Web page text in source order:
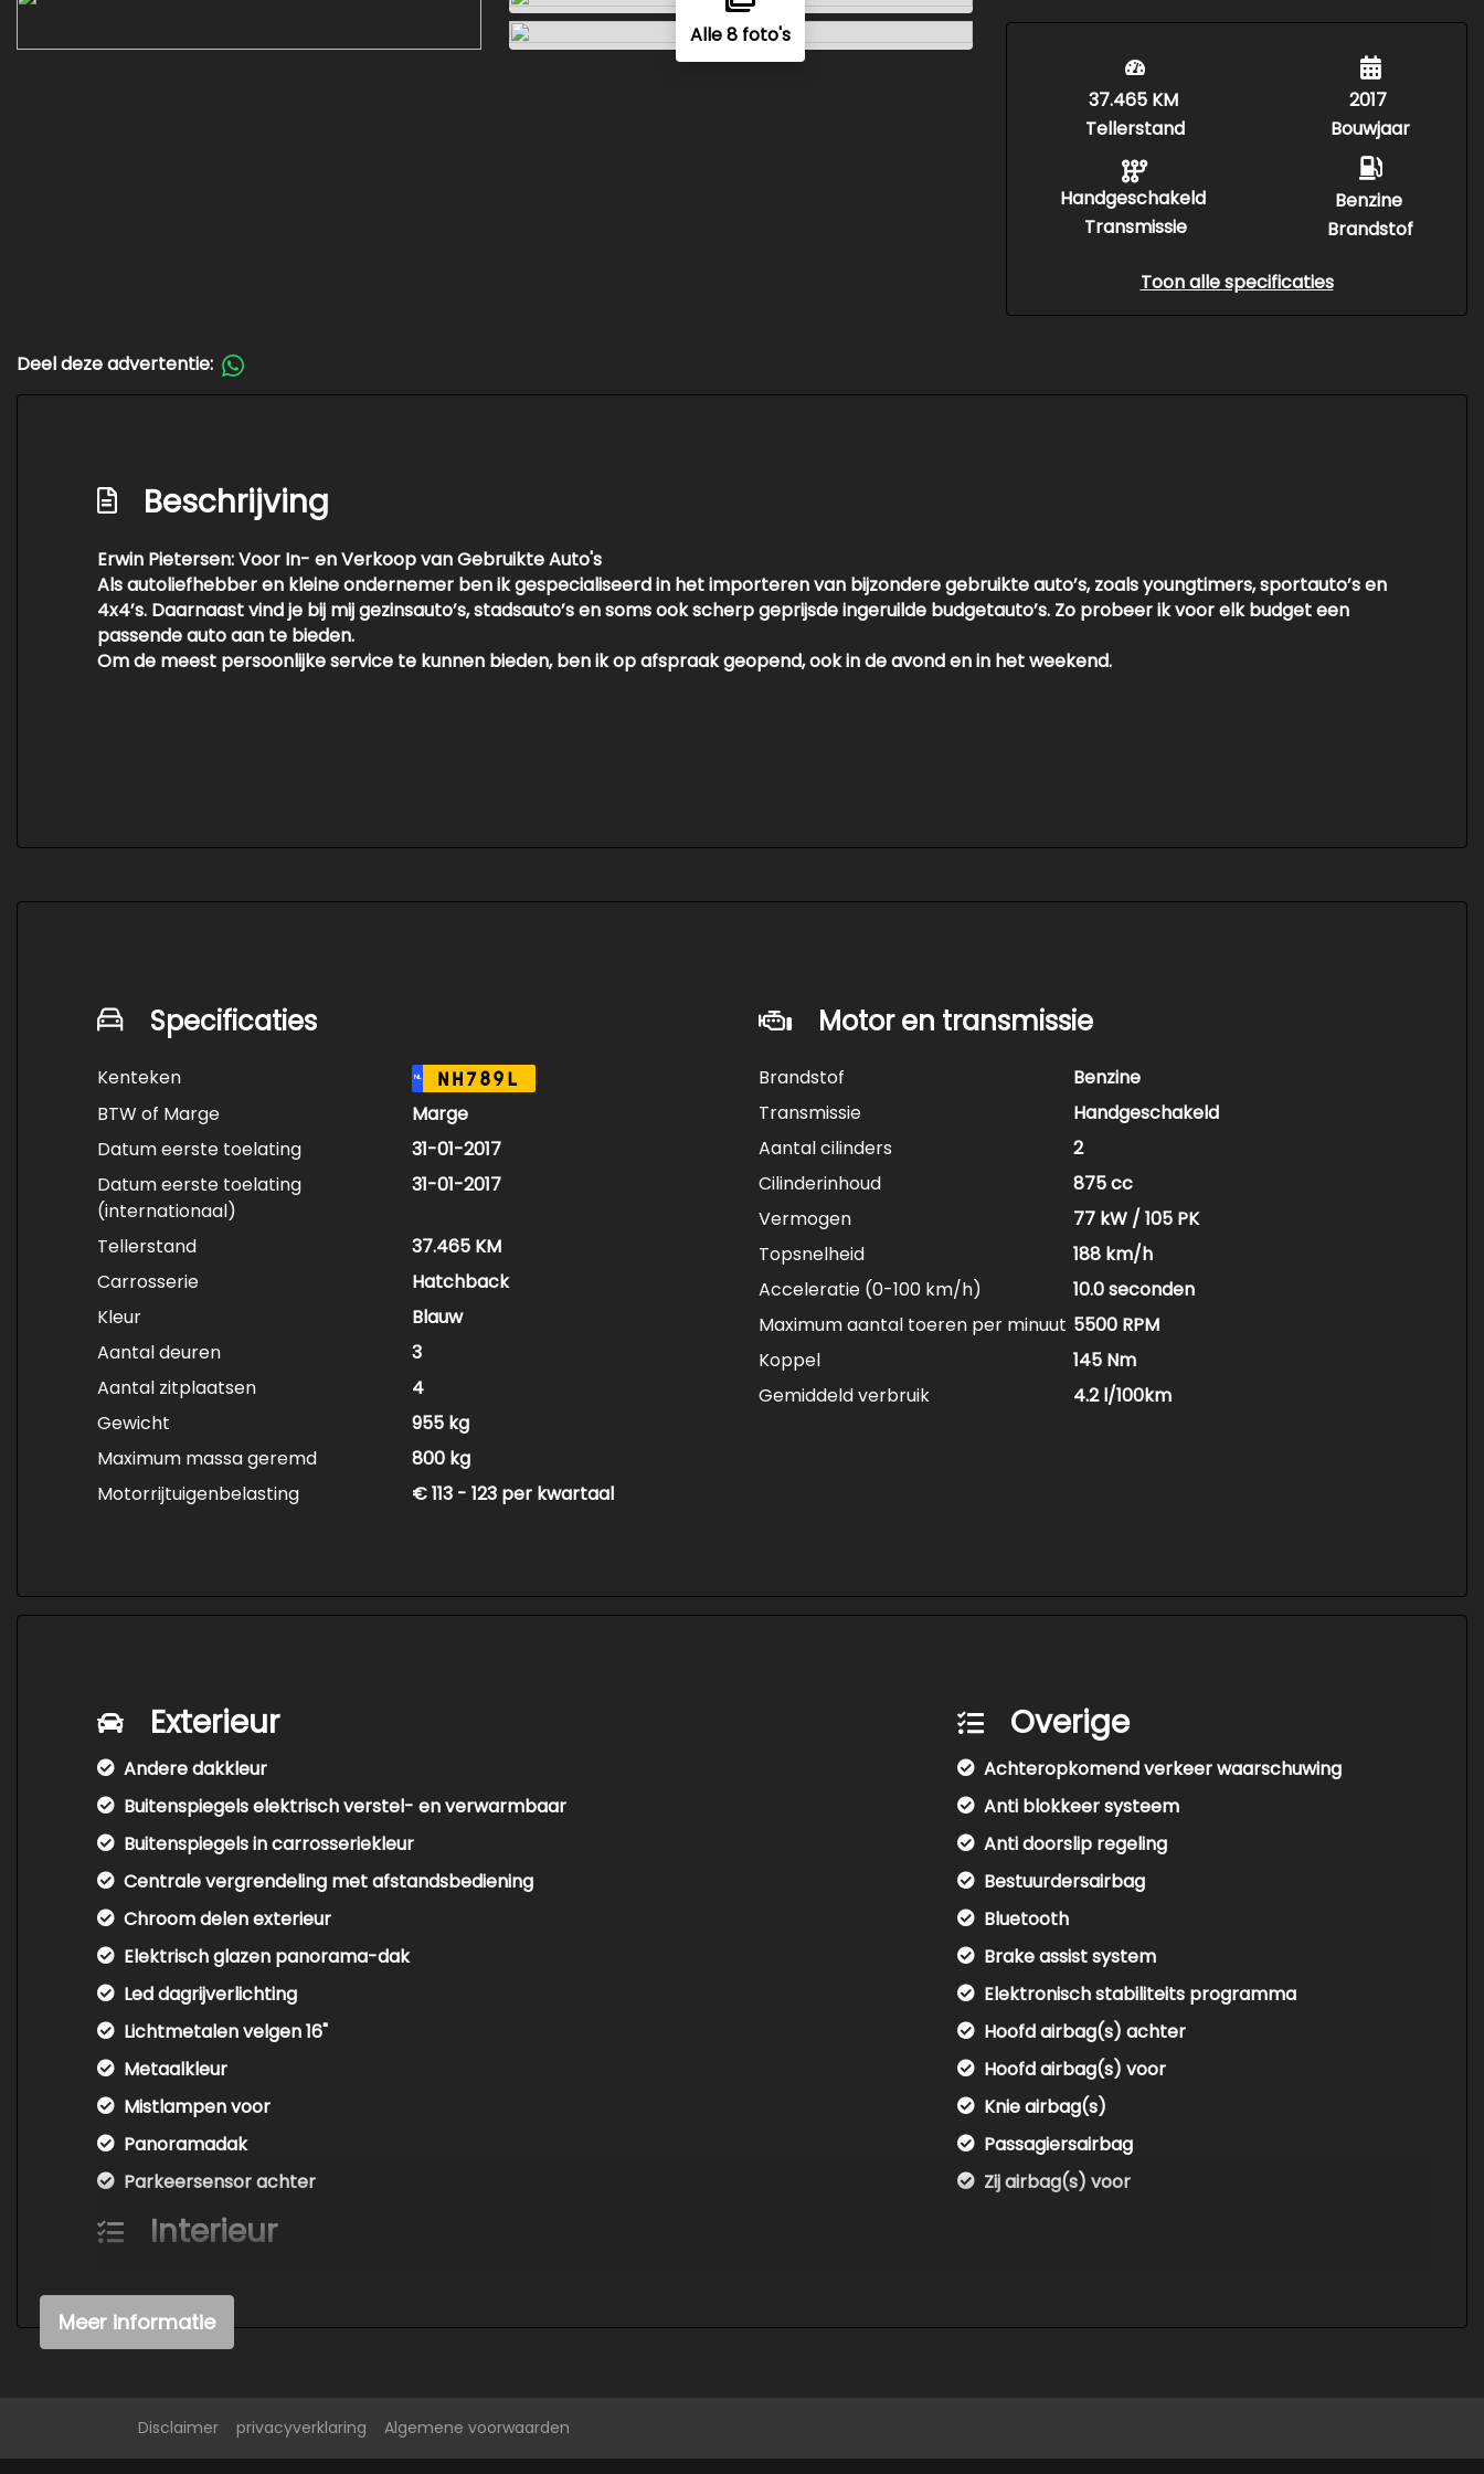
Alle 8 foto's
37.465 KM
Tellerstand
Handgeschakeld
Transmissie
2017
Bouwjaar
Benzine
Brandstof
Toon alle specificaties
Deel deze advertentie:
Beschrijving
Erwin Pietersen: Voor In- en Verkoop van Gebruikte Auto's
Als autoliefhebber en kleine ondernemer ben ik gespecialiseerd in het importeren van bijzondere gebruikte auto’s, zoals youngtimers, sportauto’s en
4x4’s. Daarnaast vind je bij mij gezinsauto’s, stadsauto’s en soms ook scherp geprijsde ingeruilde budgetauto’s. Zo probeer ik voor elk budget een
passende auto aan te bieden.
Om de meest persoonlijke service te kunnen bieden, ben ik op afspraak geopend, ook in de avond en in het weekend.
Specificaties
Kenteken NL NH789L
BTW of Marge
Marge
Datum eerste toelating
31-01-2017
Datum eerste toelating
(internationaal)
31-01-2017
Tellerstand
37.465 KM
Carrosserie
Hatchback
Kleur
Blauw
Aantal deuren
3
Aantal zitplaatsen
4
Gewicht
955 kg
Maximum massa geremd
800 kg
Motorrijtuigenbelasting
€ 113 - 123 per kwartaal
Motor en transmissie
Brandstof
Benzine
Transmissie
Handgeschakeld
Aantal cilinders
2
Cilinderinhoud
875 cc
Vermogen
77 kW / 105 PK
Topsnelheid
188 km/h
Acceleratie (0-100 km/h)
10.0 seconden
Maximum aantal toeren per minuut 5500 RPM
Koppel
145 Nm
Gemiddeld verbruik
4.2 l/100km
Exterieur
Andere dakkleur
Buitenspiegels elektrisch verstel- en verwarmbaar
Buitenspiegels in carrosseriekleur
Centrale vergrendeling met afstandsbediening
Chroom delen exterieur
Elektrisch glazen panorama-dak
Led dagrijverlichting
Lichtmetalen velgen 16"
Metaalkleur
Mistlampen voor
Panoramadak
Parkeersensor achter
Overige
Achteropkomend verkeer waarschuwing
Anti blokkeer systeem
Anti doorslip regeling
Bestuurdersairbag
Bluetooth
Brake assist system
Elektronisch stabiliteits programma
Hoofd airbag(s) achter
Hoofd airbag(s) voor
Knie airbag(s)
Passagiersairbag
Zij airbag(s) voor
Interieur
Airco automatisch
Elektrische ramen voor
Lederen bekleding
Stuur leder
Meer informatie
Disclaimer privacyverklaring Algemene voorwaarden